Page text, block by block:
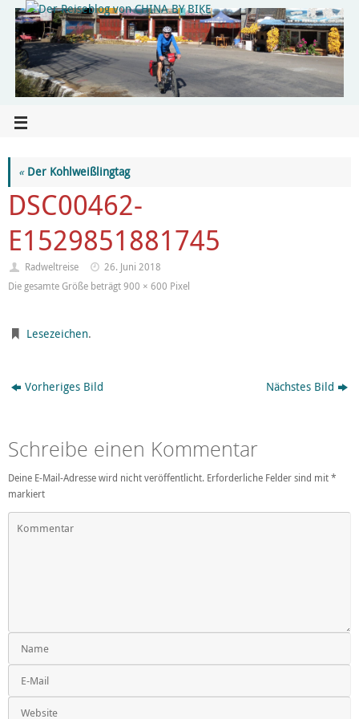
«Der Kohlweißlingtag
DSC00462-
E1529851881745
Radweltreise
26. Juni 2018
Die gesamte Größe beträgt900 × 600 Pixel
Lesezeichen.
Vorheriges Bild Nächstes Bild
Schreibe einen Kommentar
Deine E-Mail-Adresse wird nicht veröffentlicht. Erforderliche Felder sind mit*
markiert